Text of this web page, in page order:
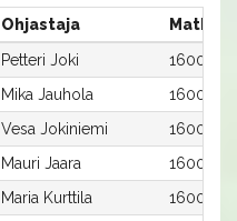
Ohjastaja
Petteri Joki
1600:4
Mika Jauhola
1600:11
Vesa Jokiniemi
1600:3
Mauri Jaara
1600:10
Maria Kurttila
1600:2